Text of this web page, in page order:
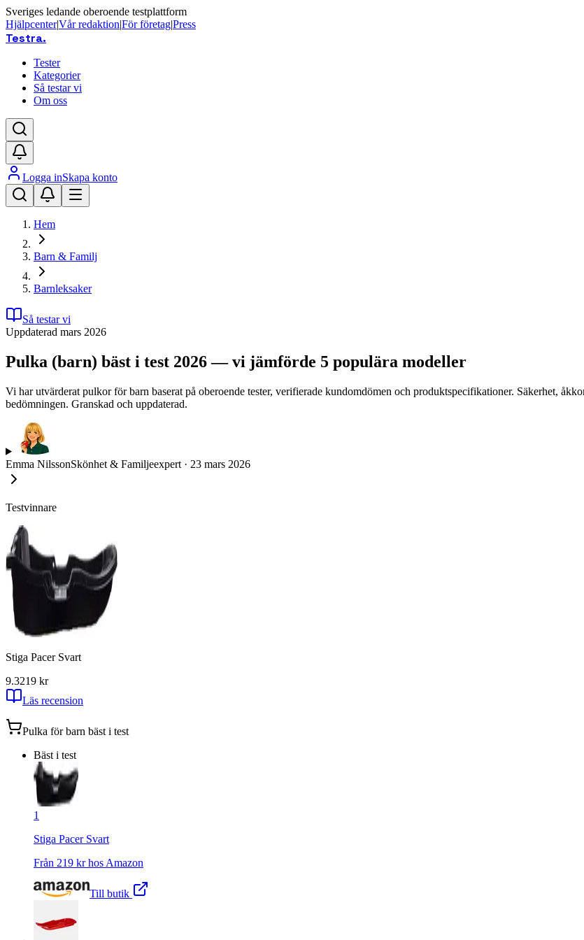
Sveriges ledande oberoende testplattform
Hjälpcenter|Vår redaktion|För företag|Press
Testra.
Tester
Kategorier
Så testar vi
Om oss
Logga inSkapa konto
Hem
Barn & Familj
Barnleksaker
Så testar vi
Uppdaterad mars 2026
Pulka (barn) bäst i test 2026 — vi jämförde 5 populära modeller
Vi har utvärderat pulkor för barn baserat på oberoende tester, verifierade kundomdömen och produktspecifikationer. Säkerhet,
bedömningen. Granskad och uppdaterad.
Emma NilssonSkönhet & Familjeexpert · 23 mars 2026
Testvinnare
Stiga Pacer Svart
9.3219 kr
Läs recension
Pulka för barn bäst i test
Bäst i test
1
Stiga Pacer Svart
Från 219 kr hos Amazon
Till butik